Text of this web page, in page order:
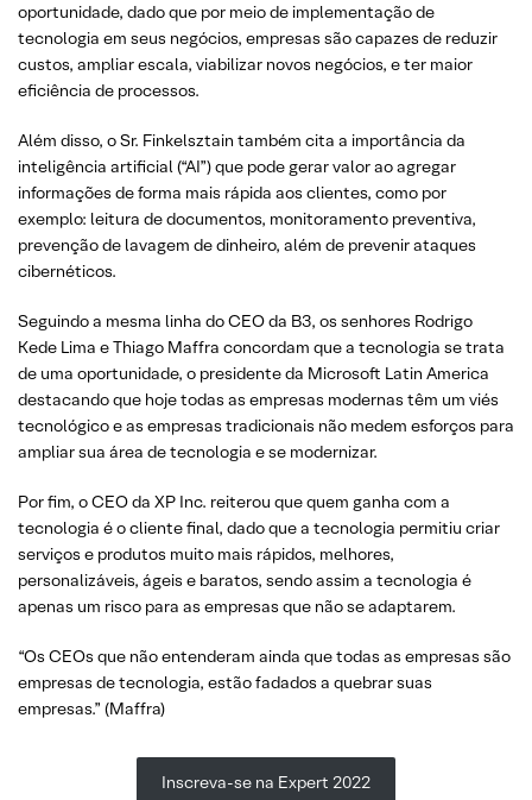
oportunidade, dado que por meio de implementação de
tecnologia em seus negócios, empresas são capazes de reduzir
custos, ampliar escala, viabilizar novos negócios, e ter maior
eficiência de processos.
Além disso, o Sr. Finkelsztain também cita a importância da
inteligência artificial (“AI”) que pode gerar valor ao agregar
informações de forma mais rápida aos clientes, como por
exemplo: leitura de documentos, monitoramento preventiva,
prevenção de lavagem de dinheiro, além de prevenir ataques
cibernéticos.
Seguindo a mesma linha do CEO da B3, os senhores Rodrigo
Kede Lima e Thiago Maffra concordam que a tecnologia se trata
de uma oportunidade, o presidente da Microsoft Latin America
destacando que hoje todas as empresas modernas têm um viés
tecnológico e as empresas tradicionais não medem esforços para
ampliar sua área de tecnologia e se modernizar.
Por fim, o CEO da XP Inc. reiterou que quem ganha com a
tecnologia é o cliente final, dado que a tecnologia permitiu criar
serviços e produtos muito mais rápidos, melhores,
personalizáveis, ágeis e baratos, sendo assim a tecnologia é
apenas um risco para as empresas que não se adaptarem.
“Os CEOs que não entenderam ainda que todas as empresas são
empresas de tecnologia, estão fadados a quebrar suas
empresas.” (Maffra)
Inscreva-se na Expert 2022